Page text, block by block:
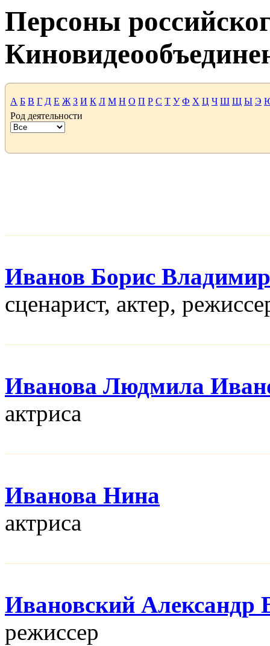
Персоны
А Б В Г Д Е Ж З И К Л М Н О П Р С Т У Ф Х Ц Ч Ш Щ Ы Э
Род деятельности
Иванов Борис
сценарист, актер,
Иванова Людмила
актриса
Иванова Нина
актриса
Ивановский Александр
режисcер